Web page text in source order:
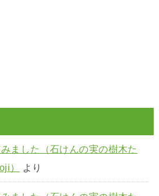
ました（石けんの実の樹木た
） より